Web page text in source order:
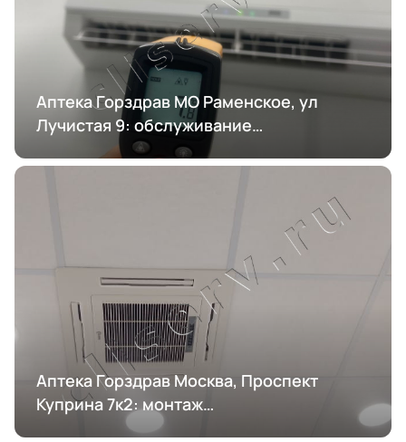
Аптека Горздрав МО Раменское, ул
Лучистая 9: обслуживание
кондиционирования
Аптека Горздрав Москва, Проспект
Куприна 7к2: монтаж
кондиционирования